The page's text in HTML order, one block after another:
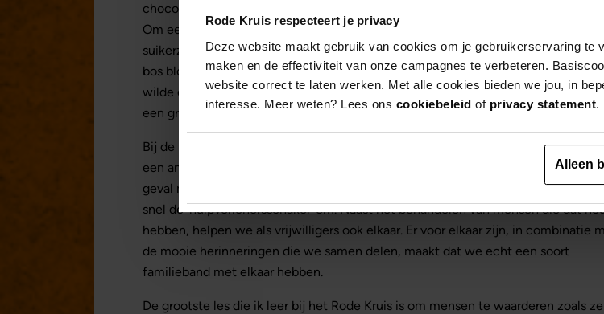
Rode Kruis respecteert je privacy
Deze website maakt gebruik van cookies om je gebruikerservaring te
maken en de effectiviteit van onze campagnes te verbeteren.
website correct te laten werken. Met alle cookies bieden we jou, in
interesse. Meer weten? Lees ons cookiebeleid of privacy statement.
Alleen
chocoladereep of een bloemetje om ons te bedanken.
Om een voorbeeld te geven: afgelopen carnaval kregen we een vrouw met
suikerziekte langs die onwel was geworden. Later kwam haar dochter ons een
bos bloemen brengen en vertelde ze dat het weer beter ging met haar moeder.
wilde ons graag bedanken voor de goede hulp. De dankbare momenten zijn
een grote drijfveer in het vrijwilligerswerk.
Bij de EHBO-post kom je van alles tegen. Soms vraagt iemand alleen om een
een andere keer help je een persoon die meer aandacht nodig heeft. In het
geval moet je doorvragen om te ontdekken wat er aan de hand is. Bij mij gaat
snel de ‘hulpverlenersschakel’ om. Naast het behandelen van mensen die dat
hebben, helpen we als vrijwilligers ook elkaar. Er voor elkaar zijn, in combinatie
de mooie herinneringen die we samen delen, maakt dat we echt een soort
familieband met elkaar hebben.
De grootste les die ik leer bij het Rode Kruis is om mensen te waarderen zoals